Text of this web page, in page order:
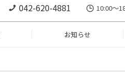
042-620-4881 10:00～
お知らせ